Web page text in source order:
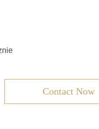
Contact Now